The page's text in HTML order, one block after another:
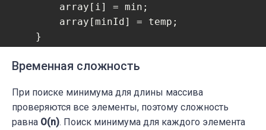
        array[i] = min;
        array[minId] = temp;
    }
Временная сложность
При поиске минимума для длины массива
проверяются все элементы, поэтому сложность
равна O(n). Поиск минимума для каждого элемента